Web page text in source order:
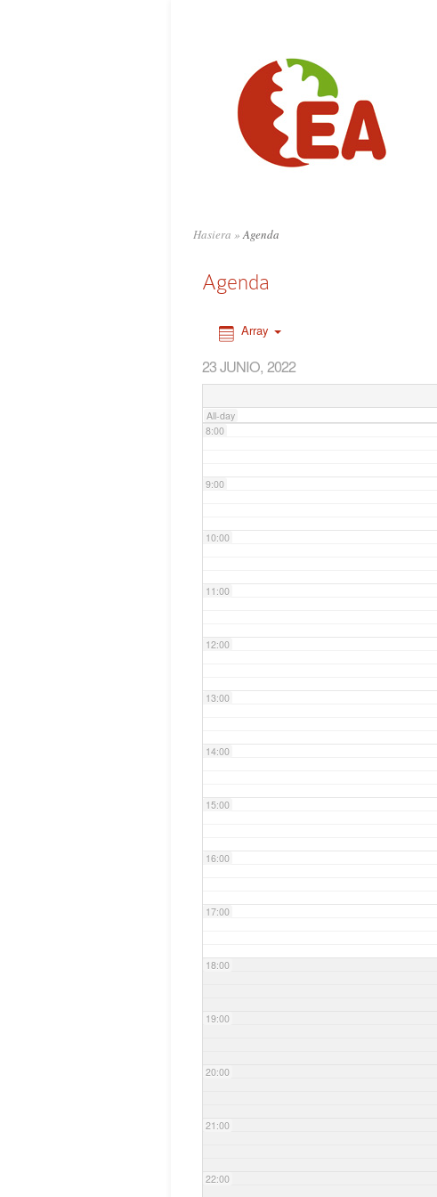
Hasiera »Agenda
Agenda
Array
23 JUNIO, 2022
All-day
6:00
8:00
9:00
10:00
11:00
12:00
13:00
14:00
15:00
16:00
17:00
18:00
19:00
20:00
21:00
22:00